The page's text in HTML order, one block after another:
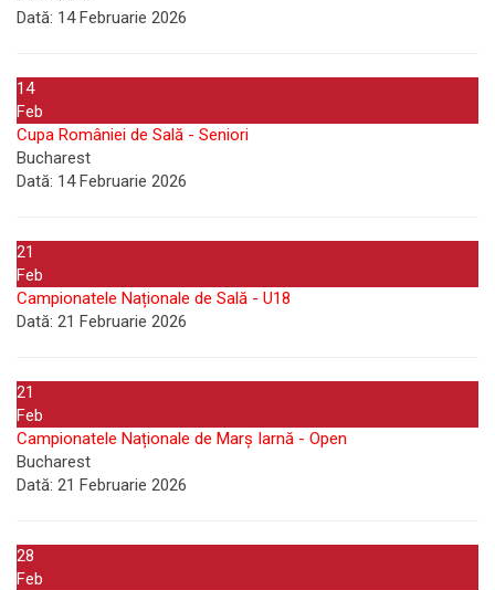
Dată: 14 Februarie 2026
14
Feb
Cupa României de Sală - Seniori
Bucharest
Dată: 14 Februarie 2026
21
Feb
Campionatele Naționale de Sală - U18
Dată: 21 Februarie 2026
21
Feb
Campionatele Naționale de Marș Iarnă - Open
Bucharest
Dată: 21 Februarie 2026
28
Feb